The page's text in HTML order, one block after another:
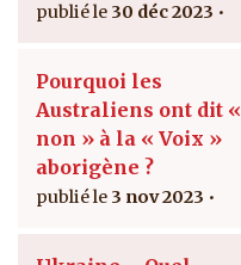
30 déc 2023
Pourquoi les
Australiens ont dit «
non » à la « Voix »
aborigène ?
3 nov 2023